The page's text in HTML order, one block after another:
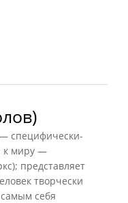
специфически-
к миру —
представляет
творчески
себя